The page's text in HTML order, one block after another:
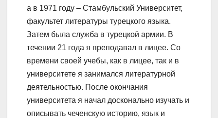
а в 1971 году – Стамбульский Университет,
факультет литературы турецкого языка.
Затем была служба в турецкой армии. В
течении 21 года я преподавал в лицее. Со
времени своей учебы, как в лицее, так и в
университете я занимался литературной
деятельностью. После окончания
университета я начал досконально изучать и
описывать чеченскую историю, язык и